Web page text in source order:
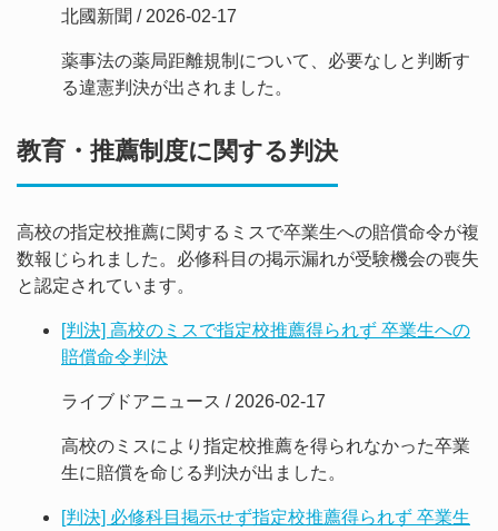
北國新聞 / 2026-02-17
薬事法の薬局距離規制について、必要なしと判断す
る違憲判決が出されました。
教育・推薦制度に関する判決
高校の指定校推薦に関するミスで卒業生への賠償命令が複
数報じられました。必修科目の掲示漏れが受験機会の喪失
と認定されています。
[判決] 高校のミスで指定校推薦得られず 卒業生への
賠償命令判決
ライブドアニュース / 2026-02-17
高校のミスにより指定校推薦を得られなかった卒業
生に賠償を命じる判決が出ました。
[判決] 必修科目掲示せず指定校推薦得られず 卒業生